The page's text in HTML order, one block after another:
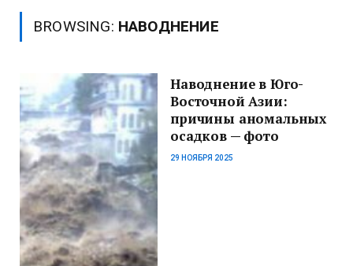
BROWSING: НАВОДНЕНИЕ
Наводнение в Юго-
Восточной Азии:
причины аномальных
осадков — фото
29 НОЯБРЯ 2025